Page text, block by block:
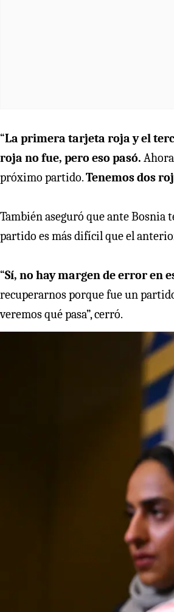
“La primera tarjeta roja y el
roja no fue, pero eso pasó.
próximo partido.Tenemos dos
También aseguró que ante Bosnia
partido es más difícil que el
“Sí, no hay margen de error en
recuperarnos porque fue un
veremos qué pasa”, cerró.